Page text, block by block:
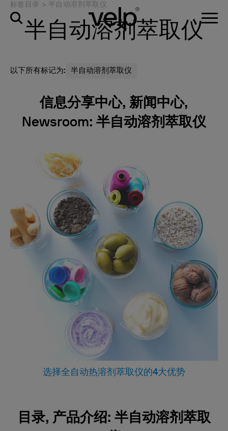
标签目录 > 半自动溶剂萃取仪
半自动溶剂萃取仪
以下所有标记为: 半自动溶剂萃取仪
信息分享中心, 新闻中心,
Newsroom: 半自动溶剂萃取仪
选择全自动热溶剂萃取仪的4大优势
目录, 产品介绍: 半自动溶剂萃取